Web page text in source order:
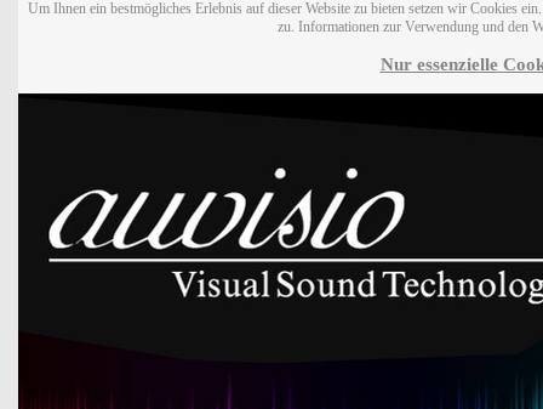
Um Ihnen ein bestmögliches Erlebnis auf dieser Website zu bieten setzen wir Cookies
zu. Informationen zur Verwendung und den
Nur essenzielle